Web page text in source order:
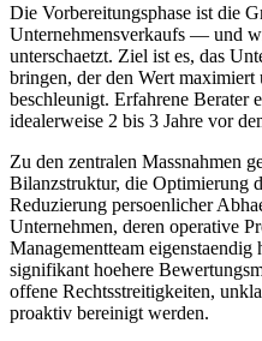
Die Vorbereitungsphase ist die
Unternehmensverkaufs — und
unterschaetzt. Ziel ist es, das
bringen, der den Wert
beschleunigt. Erfahrene Berater
idealerweise 2 bis 3 Jahre vor
Zu den zentralen Massnahmen
Bilanzstruktur, die Optimierung
Reduzierung persoenlicher
Unternehmen, deren operative
Managementteam
signifikant hoehere
offene Rechtsstreitigkeiten,
proaktiv bereinigt werden.